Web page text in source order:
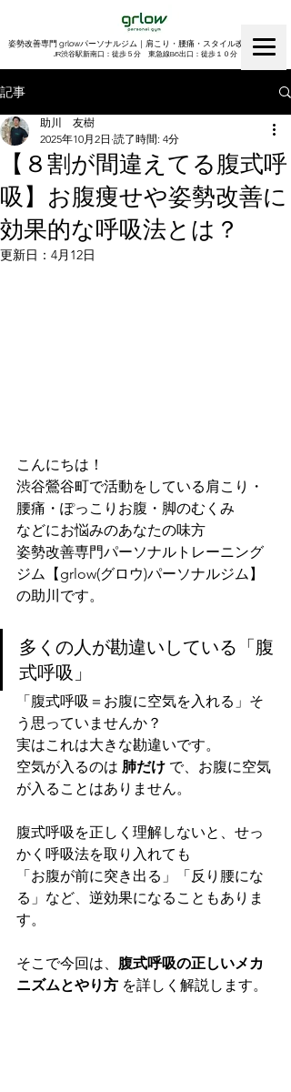
姿勢改善専門 grlowパーソナルジム｜肩こり・腰痛・スタイル改善｜渋谷
​JR渋谷駅新南口：徒歩５分 東急線B6出口：徒歩１０分
記事
【８割が間違えてる腹式呼
吸】お腹痩せや姿勢改善に
効果的な呼吸法とは？
助川 友樹
2025年10月2日 読了時間: 4分
更新日： 4月12日
こんにちは！
渋谷鶯谷町で活動をしている肩こり・
腰痛・ぽっこりお腹・脚のむくみ
などにお悩みのあなたの味方
姿勢改善専門パーソナルトレーニング
ジム【grlow(グロウ)パーソナルジム】
の助川です。
多くの人が勘違いしている「腹
式呼吸」
「腹式呼吸＝お腹に空気を入れる」そ
う思っていませんか？
実はこれは大きな勘違いです。
空気が入るのは 肺だけ で、お腹に空気
が入ることはありません。
腹式呼吸を正しく理解しないと、せっ
かく呼吸法を取り入れても
「お腹が前に突き出る」「反り腰にな
る」など、逆効果になることもありま
す。
そこで今回は、 腹式呼吸の正しいメカ
ニズムとやり方 を詳しく解説します。